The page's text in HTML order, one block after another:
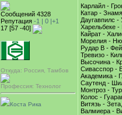
Сообщений 4328
Репутация -1 | 0 |+1
17 [57 -40]
Откуда: Россия, Тамбов
Профессия: Технолог
Коста Рика
Карлайл -
Катар -
Даугавпилс -
Харельбеке
Кайрат -
Морелия -
Рудар В -
Тревизо -
Высочина -
Сивасспор -
Академика -
Саутенд -
Монтроз -
Колос -
Витязь -
Валмиера -